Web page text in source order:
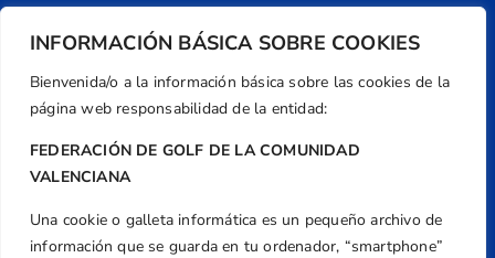
INFORMACIÓN BÁSICA SOBRE COOKIES
Bienvenida/o a la información básica sobre las cookies de la
página web responsabilidad de la entidad:
FEDERACIÓN DE GOLF DE LA COMUNIDAD
VALENCIANA
Una cookie o galleta informática es un pequeño archivo de
información que se guarda en tu ordenador, “smartphone”
Dirección